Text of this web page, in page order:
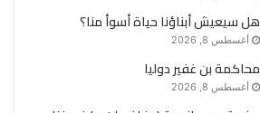
هل سيعيش أبناؤنا حياة أسوأ منا؟
أغسطس 8, 2026
محاكمة بن غفير دوليا
أغسطس 8, 2026